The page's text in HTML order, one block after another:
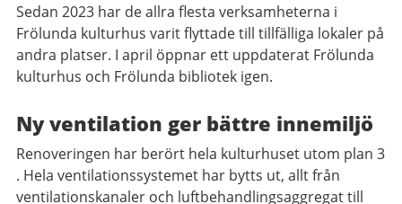
Sedan 2023 har de allra flesta verksamheterna i
Frölunda kulturhus varit flyttade till tillfälliga lokaler på
andra platser. I april öppnar ett uppdaterat Frölunda
kulturhus och Frölunda bibliotek igen.
Ny ventilation ger bättre innemiljö
Renoveringen har berört hela kulturhuset utom plan 3
. Hela ventilationssystemet har bytts ut, allt från
ventilationskanaler och luftbehandlingsaggregat till